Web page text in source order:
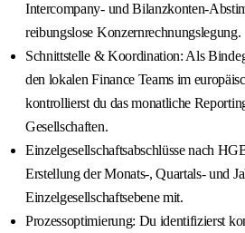
Intercompany- und Bilanzkonten-
reibungslose Konzernrechnungslegung.
Schnittstelle & Koordination: Als
den lokalen Finance Teams im
kontrollierst du das monatliche
Gesellschaften.
Einzelgesellschaftsabschlüsse nach
Erstellung der Monats-, Quartals- und
Einzelgesellschaftsebene mit.
Prozessoptimierung: Du identifizierst